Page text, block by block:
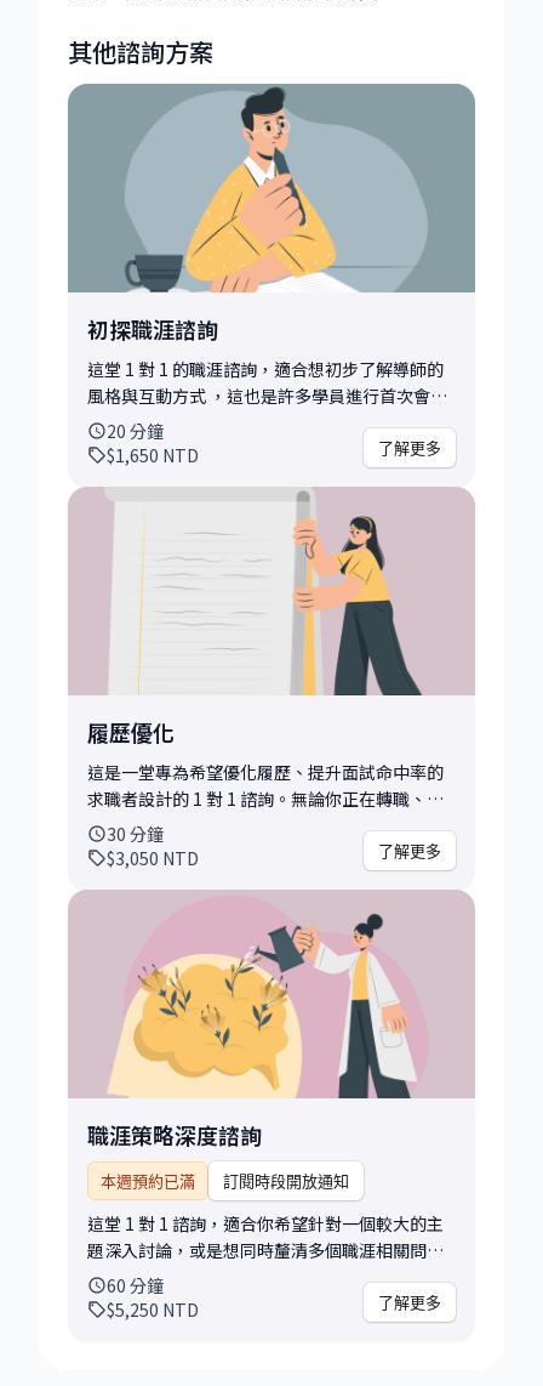
其他諮詢方案
初探職涯諮詢
這堂 1 對 1 的職涯諮詢，適合想初步了解導師的
風格與互動方式 ，這也是許多學員進行首次會
談、試水溫的首選。 在這段時間內，我們會先簡
單釐清你的背景與現況，協助你聚焦核心問題 為
了讓對談更聚焦、實用，我也會在會前做以下幾
項準備： • 閱讀你提供的履歷、背景簡述，快速
掌握你的職涯輪廓 • 針對你提出的問題或挑戰，
設計 2–3 個關鍵探討角度 我們可以討論的方向大
致上有： • 對職涯方向感到迷惘，想簡單獲得一
些釐清與建議 • 正在考慮轉職／換產業，但不確
定是否是對的時機 • 想了解導師的風格與互動方
以帶走： • 職涯下一步建議 • 我的觀察與客觀
回饋（依據你當下提供的資訊） • 後續可行的發
展方向，或是否適合安排進一步的深入諮詢 這場
諮詢非常適合正在思考中、希望簡單有個方向，
或想先感受看看 mentoring 是否適合自己的你。
20 分鐘
$1,650 NTD 了解更多
履歷優化
這是一堂專為希望優化履歷、提升面試命中率的
求職者設計的 1 對 1 諮詢。無論你正在轉職、申
請新工作、換產業，或是希望讓履歷更有說服
力，都可以透過這個諮詢獲得具體建議與清晰方
步審閱，並在會談中針對以下幾個面向給予回饋
與修改建議： • 整體架構是否清楚、資訊排序是
否合理 • 關鍵成就是否有被有效呈現 • 描述文
字是否具備數據、行動與成果（impact-
oriented） • 是否有過度冗長、重複、不必要的
資訊 • 是否對應目標職位的需求與關鍵字 此外，
我也會協助你理解哪些段落可以調整說法、加入
哪些關鍵詞，讓你的履歷更容易被 HR 或系統篩
選出來（ATS-friendly） 如果你是轉職、轉領域
或剛起步的學員，我會提供具針對性的調整策略
與說服技巧。 這個諮詢特別適合： • 對自己履歷
內容沒信心，想要專業檢視的人 • 想轉換角色或
領域，不確定怎麼包裝背景的人 • 想提升命中率
與回覆率，讓履歷更具吸引力的人 你可以帶走：
• 一份針對你履歷的修改建議 • 根據求職方向客
30 分鐘
$3,050 NTD 了解更多
職涯策略深度諮詢
本週預約已滿 訂閱時段開放通知
這堂 1 對 1 諮詢，適合你希望針對一個較大的主
題深入討論，或是想同時釐清多個職涯相關問
題。我會跟你一起釐清目標與卡點，並提供具體
可行的建議與思考方向。 相較於初探職涯諮詢，
這個諮詢有更多的時間讓我們建立對話節奏，深
60 分鐘
$5,250 NTD 了解更多